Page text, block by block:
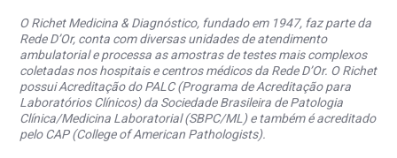
O Richet Medicina & Diagnóstico, fundado em 1947, faz parte da
Rede D’Or, conta com diversas unidades de atendimento
ambulatorial e processa as amostras de testes mais complexos
coletadas nos hospitais e centros médicos da Rede D’Or. O Richet
possui Acreditação do PALC (Programa de Acreditação para
Laboratórios Clínicos) da Sociedade Brasileira de Patologia
Clínica/Medicina Laboratorial (SBPC/ML) e também é acreditado
pelo CAP (College of American Pathologists).